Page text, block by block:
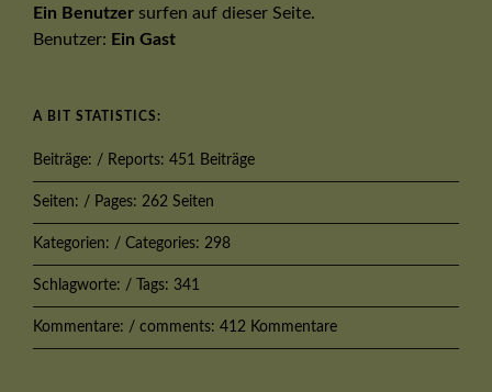
Ein Benutzer surfen auf dieser Seite.
Benutzer: Ein Gast
A BIT STATISTICS:
Beiträge: / Reports: 451 Beiträge
Seiten: / Pages: 262 Seiten
Kategorien: / Categories: 298
Schlagworte: / Tags: 341
Kommentare: / comments: 412 Kommentare